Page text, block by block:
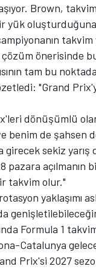
Brown,
yük
önerisinde
tam bu
"Grand
dönüşümlü
benim de şahsen
girecek sekiz yarış
açılmanın
takvim olur."
yaklaşımı
Formula 1
Catalunya
Prix'si 2027